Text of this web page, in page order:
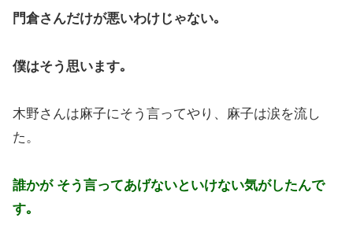
門倉さんだけが悪いわけじゃない｡
僕はそう思います｡
木野さんは麻子にそう言ってやり、麻子は涙を流し
た。
誰かが そう言ってあげないといけない気がしたんで
す｡